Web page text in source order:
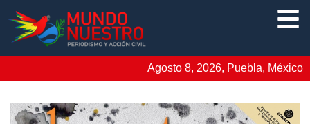
Agosto 8, 2026, Puebla, México